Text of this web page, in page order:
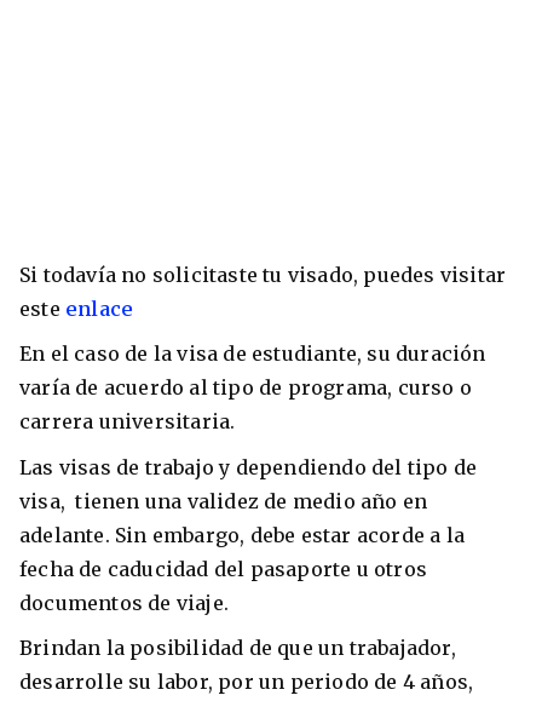
Si todavía no solicitaste tu visado, puedes visitar
este enlace
En el caso de la visa de estudiante, su duración
varía de acuerdo al tipo de programa, curso o
carrera universitaria.
Las visas de trabajo y dependiendo del tipo de
visa, tienen una validez de medio año en
adelante. Sin embargo, debe estar acorde a la
fecha de caducidad del pasaporte u otros
documentos de viaje.
Brindan la posibilidad de que un trabajador,
desarrolle su labor, por un periodo de 4 años,